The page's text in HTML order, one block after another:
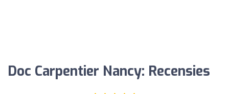
Doc Carpentier Nancy: Recensies